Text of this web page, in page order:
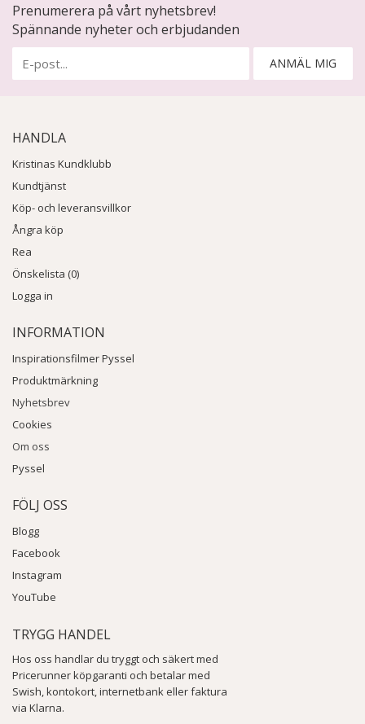
Prenumerera på vårt nyhetsbrev!
Spännande nyheter och erbjudanden
ANMÄL MIG
HANDLA
Kristinas Kundklubb
Kundtjänst
Köp- och leveransvillkor
Ångra köp
Rea
Önskelista (0)
Logga in
INFORMATION
Inspirationsfilmer Pyssel
Produktmärkning
Nyhetsbrev
Cookies
Om oss
Pyssel
FÖLJ OSS
Blogg
Facebook
Instagram
YouTube
TRYGG HANDEL
Hos oss handlar du tryggt och säkert med
Pricerunner köpgaranti och betalar med
Swish, kontokort, internetbank eller faktura
via Klarna.